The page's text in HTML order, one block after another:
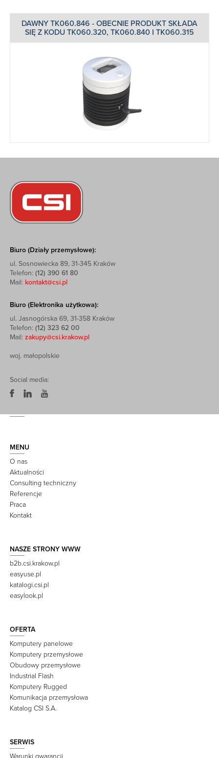
DAWNY TK060.846 - OBECNIE PRODUKT SKŁADA
SIĘ Z KODU TK060.320, TK060.840 I TK060.315
Biuro (Działy przemysłowe):
ul. Sosnowiecka 89, 31-345 Kraków
Telefon: (12) 390 61 80
Mail: kontakt@csi.pl
Biuro (Elektronika użytkowa):
ul. Jasnogórska 69, 31-358 Kraków
Telefon: (12) 323 62 00
Mail: zakupy@csi.krakow.pl
woj. małopolskie
Social media:
MENU
O nas
Aktualności
Consulting techniczny
Referencje
Praca
Kontakt
NASZE STRONY WWW
b2b.csi.krakow.pl
easyuse.pl
katalogi.csi.pl
easylook.pl
OFERTA
Komputery panelowe
Komputery przemysłowe
Obudowy przemysłowe
Industrial Flash
Komputery Rugged
Komunikacja przemysłowa
Katalog CSI S.A.
SERWIS
Warunki gwarancji